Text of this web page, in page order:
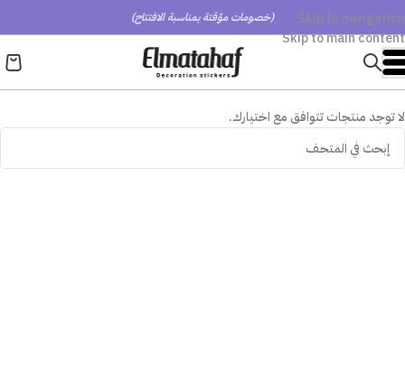
Skip to navigation
Skip to main content
(خصومات مؤقتة بمناسبة الافتتاح)
لا توجد منتجات تتوافق مع اختيارك.